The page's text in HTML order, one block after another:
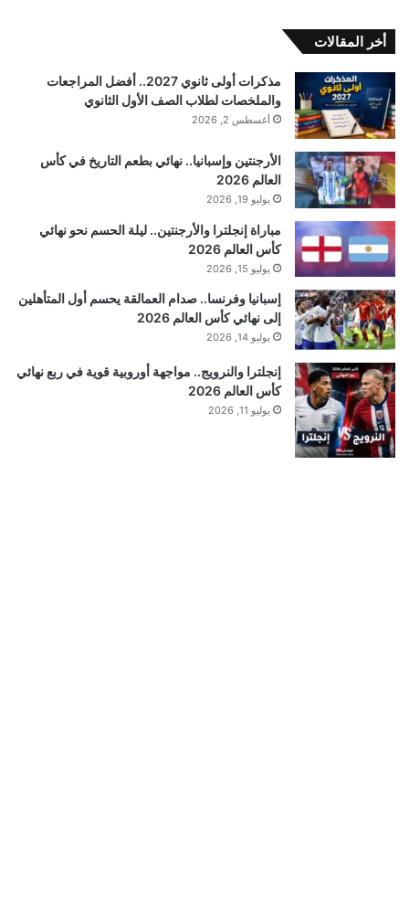
أخر المقالات
مذكرات أولى ثانوي 2027.. أفضل المراجعات
والملخصات لطلاب الصف الأول الثانوي
أغسطس 2, 2026
الأرجنتين وإسبانيا.. نهائي بطعم التاريخ في كأس
العالم 2026
يوليو 19, 2026
مباراة إنجلترا والأرجنتين.. ليلة الحسم نحو نهائي
كأس العالم 2026
يوليو 15, 2026
إسبانيا وفرنسا.. صدام العمالقة يحسم أول المتأهلين
إلى نهائي كأس العالم 2026
يوليو 14, 2026
إنجلترا والنرويج.. مواجهة أوروبية قوية في ربع نهائي
كأس العالم 2026
يوليو 11, 2026